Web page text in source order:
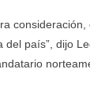
país”, dijo